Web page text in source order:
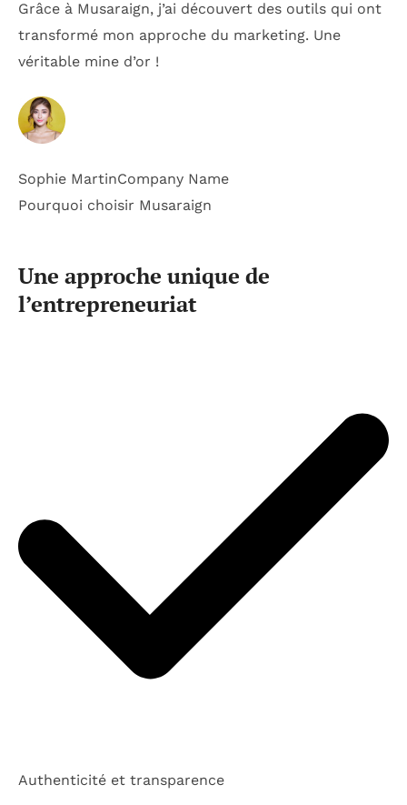
Grâce à Musaraign, j’ai découvert des outils qui ont
transformé mon approche du marketing. Une
véritable mine d’or !
Sophie MartinCompany Name
Pourquoi choisir Musaraign
Une approche unique de
l’entrepreneuriat
Authenticité et transparence